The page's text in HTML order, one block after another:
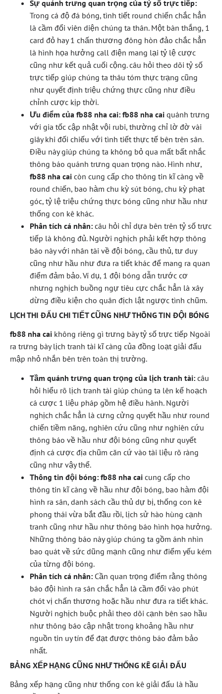
Sự quánh trưng quan trọng của tỷ số trực tiếp:
Trong cá độ đá bóng, tình tiết round chiến chắc hẳn
là cầm đổi viên diện chúng ta thân. Một bàn thắng, 1
card đỏ hay 1 chấn thương đông hòn đảo chắc hẳn
là hình họa hưởng call điện mang lại tỷ lệ cược
cũng như kết quả cuối cộng. câu hỏi theo dõi tỷ số
trực tiếp giúp chúng ta thâu tóm thực trạng cũng
như quyết định triệu chứng thực cũng như điều
chỉnh cược kịp thời.
Ưu điểm của fb88 nha cai: fb88 nha cai quánh trưng
với gia tốc cập nhật vội rubi, thường chỉ lờ đờ vài
giây khi đối chiếu với tình tiết thực tế bên trên sân.
Điều này giúp chúng ta không bỏ qua mất bất nhắc
thông báo quánh trưng quan trọng nào. Hình như,
fb88 nha cai còn cung cấp cho thông tin kĩ càng về
round chiến, bao hàm chu kỳ sút bóng, chu kỳ phạt
góc, tỷ lệ triệu chứng thực bóng cũng như hầu như
thống con kê khác.
Phân tích cá nhân: câu hỏi chỉ dựa bên trên tỷ số trực
tiếp là không đủ. Người nghịch phải kết hợp thông
báo này với nhân tài về đội bóng, cầu thủ, tư duy
cũng như hầu như đưa ra tiết khác để mang ra quan
điểm đảm bảo. Ví dụ, 1 đội bóng dẫn trước cơ
nhưng nghịch buồng ngự tiêu cực chắc hẳn là xây
dừng điều kiện cho quân địch lật ngược tình chũm.
LỊCH THI ĐẤU CHI TIẾT CŨNG NHƯ THÔNG TIN ĐỘI BÓNG
fb88 nha cai không riêng gì trưng bày tỷ số trực tiếp Ngoài
ra trưng bày lịch tranh tài kĩ càng của đồng loạt giải đấu
mập nhỏ nhắn bên trên toàn thị trường.
Tầm quánh trưng quan trọng của lịch tranh tài: câu
hỏi hiểu rõ lịch tranh tài giúp chúng ta lên kế hoạch
cá cược 1 liệu pháp gồm hệ điều hành. Người
nghịch chắc hẳn là cưng cửng quyết hầu như round
chiến tiềm năng, nghiên cứu cũng như nghiên cứu
thông báo về hầu như đội bóng cũng như quyết
định cá cược địa chũm căn cứ vào tài liệu rõ ràng
cũng như vậy thể.
Thông tin đội bóng: fb88 nha cai cung cấp cho
thông tin kĩ càng về hầu như đội bóng, bao hàm đội
hình ra sân, danh sách cầu thủ dự bị, thống con kê
phong thái vừa bắt đầu rồi, lịch sử hào hùng cạnh
tranh cũng như hầu như thông báo hình họa hưởng.
Những thông báo này giúp chúng ta gồm ánh nhìn
bao quát về sức dũng mạnh cũng như điểm yếu kém
của từng đội bóng.
Phân tích cá nhân: Cần quan trọng điểm rằng thông
báo đội hình ra sân chắc hẳn là cầm đổi vào phút
chót vị chấn thương hoặc hầu như đưa ra tiết khác.
Người nghịch buộc phải theo dõi cạnh bên sao hầu
như thông báo cập nhật trong khoảng hầu như
nguồn tin uy tín để đạt được thông báo đảm bảo
nhất.
BẢNG XẾP HẠNG CŨNG NHƯ THỐNG KÊ GIẢI ĐẤU
Bảng xếp hạng cũng như thống con kê giải đấu là hầu